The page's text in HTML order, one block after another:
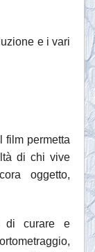
e i vari
film permetta
di chi vive
oggetto,
di curare e